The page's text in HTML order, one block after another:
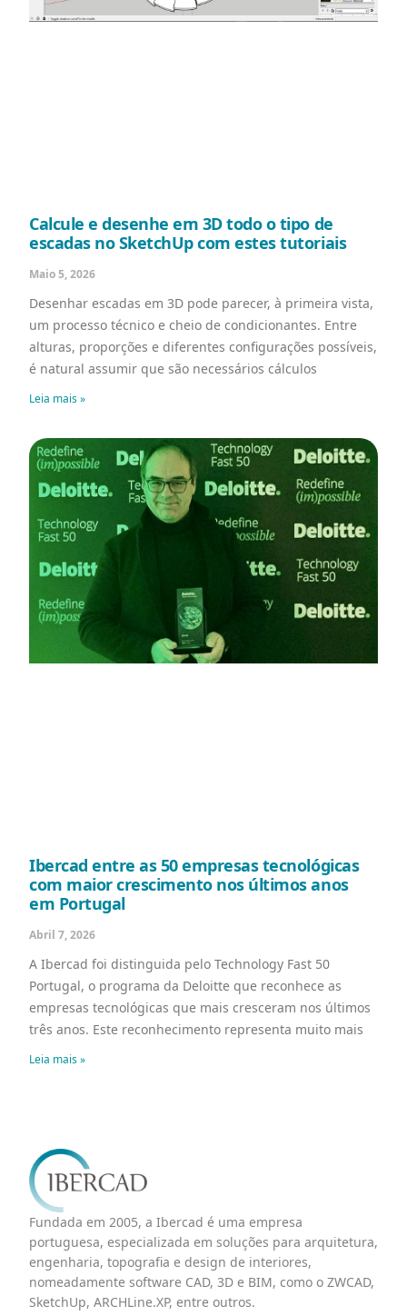
Calcule e desenhe em 3D todo o tipo de
escadas no SketchUp com estes tutoriais
Maio 5, 2026
Desenhar escadas em 3D pode parecer, à primeira vista,
um processo técnico e cheio de condicionantes. Entre
alturas, proporções e diferentes configurações possíveis,
é natural assumir que são necessários cálculos
Leia mais »
Ibercad entre as 50 empresas tecnológicas
com maior crescimento nos últimos anos
em Portugal
Abril 7, 2026
A Ibercad foi distinguida pelo Technology Fast 50
Portugal, o programa da Deloitte que reconhece as
empresas tecnológicas que mais cresceram nos últimos
três anos. ​Este reconhecimento representa muito mais
Leia mais »
Fundada em 2005, a Ibercad é uma empresa
portuguesa, especializada em soluções para arquitetura,
engenharia, topografia e design de interiores,
nomeadamente software CAD, 3D e BIM, como o ZWCAD,
SketchUp, ARCHLine.XP, entre outros.